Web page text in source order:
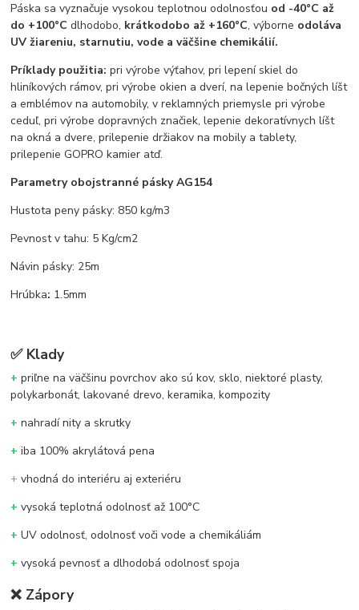
Páska sa vyznačuje vysokou teplotnou odolnosťou od -40°C až
do +100°C dlhodobo, krátkodobo až +160°C, výborne odoláva
UV žiareniu, starnutiu, vode a väčšine chemikálií.
Príklady použitia: pri výrobe výťahov, pri lepení skiel do
hliníkových rámov, pri výrobe okien a dverí, na lepenie bočných líšt
a emblémov na automobily, v reklamných priemysle pri výrobe
ceduľ, pri výrobe dopravných značiek, lepenie dekoratívnych líšt
na okná a dvere, prilepenie držiakov na mobily a tablety,
prilepenie GOPRO kamier atď.
Parametry obojstranné pásky AG154
Hustota peny pásky: 850 kg/m3
Pevnost v tahu: 5 Kg/cm2
Návin pásky: 25m
Hrúbka: 1.5mm
✅ Klady
+ priľne na väčšinu povrchov ako sú kov, sklo, niektoré plasty,
polykarbonát, lakované drevo, keramika, kompozity
+ nahradí nity a skrutky
+ iba 100% akrylátová pena
+ vhodná do interiéru aj exteriéru
+ vysoká teplotná odolnosť až 100°C
+ UV odolnosť, odolnosť voči vode a chemikáliám
+ vysoká pevnosť a dlhodobá odolnosť spoja
❌ Zápory